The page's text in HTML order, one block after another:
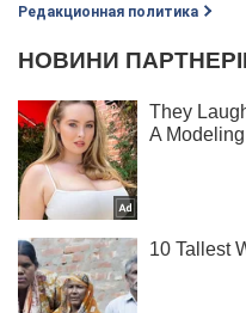
Редакционная политика